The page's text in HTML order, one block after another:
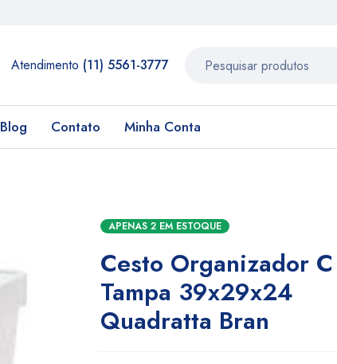
Atendimento (11) 5561-3777
Blog Contato Minha Conta
APENAS 2 EM ESTOQUE
Cesto Organizador C
Tampa 39x29x24
Quadratta Bran